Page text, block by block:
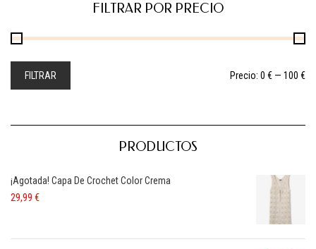
FILTRAR POR PRECIO
FILTRAR Precio: 0 € — 100 €
PRODUCTOS
¡Agotada! Capa De Crochet Color Crema
29,99 €